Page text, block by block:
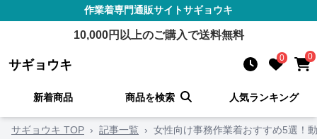
作業着専門通販サイトサギョウキ
10,000円以上のご購入で送料無料
サギョウキ 0 0
新着商品 商品を検索 人気ランキング
サギョウキ TOP › 記事一覧 › 女性向け事務作業着おすすめ5選！